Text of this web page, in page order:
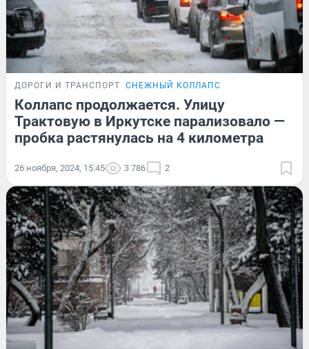
ДОРОГИ И ТРАНСПОРТ СНЕЖНЫЙ КОЛЛАПС
Коллапс продолжается. Улицу
Трактовую в Иркутске парализовало —
пробка растянулась на 4 километра
26 ноября, 2024, 15:45 3 786 2